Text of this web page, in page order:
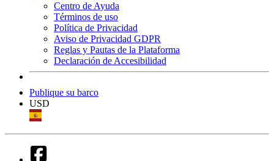
Centro de Ayuda
Términos de uso
Política de Privacidad
Aviso de Privacidad GDPR
Reglas y Pautas de la Plataforma
Declaración de Accesibilidad
Publique su barco
USD